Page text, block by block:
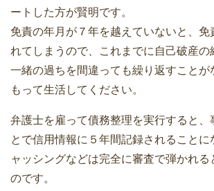
ートした方が賢明です。
免責の年月が７年を越えていないと、免
れてしまうので、これまでに自己破産の
一緒の過ちを間違っても繰り返すことが
もって生活してください。
弁護士を雇って債務整理を実行すると、
とで信用情報に５年間記録されることに
ャッシングなどは完全に審査で弾かれる
のです。